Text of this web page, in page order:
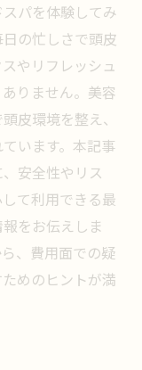
パを体験してみ
の忙しさで頭皮
やリフレッシュ
りません。美容
皮環境を整え、
います。本記事
安全性やリス
て利用できる最
をお伝えしま
、費用面での疑
めのヒントが満